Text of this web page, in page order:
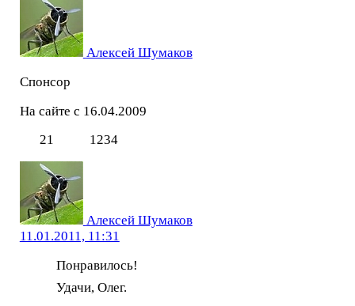
Алексей Шумаков
Спонсор
На сайте с 16.04.2009
21
1234
Алексей Шумаков
11.01.2011, 11:31
Понравилось!
Удачи, Олег.